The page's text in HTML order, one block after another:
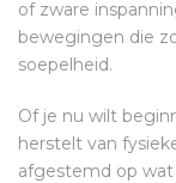
of zware
bewegingen die
soepelheid.
Of je nu wilt
herstelt van
afgestemd op